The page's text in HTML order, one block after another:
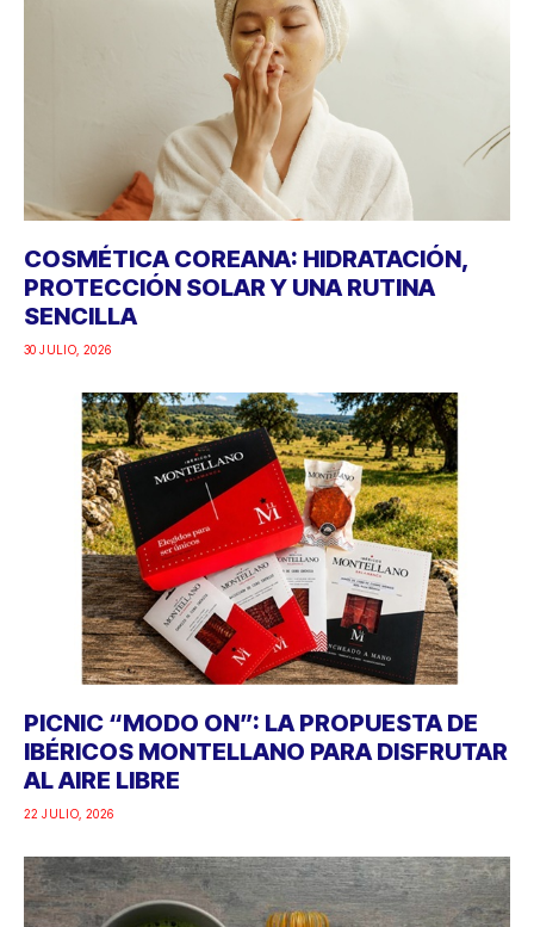
COSMÉTICA COREANA: HIDRATACIÓN,
PROTECCIÓN SOLAR Y UNA RUTINA
SENCILLA
30 JULIO, 2026
PICNIC “MODO ON”: LA PROPUESTA DE
IBÉRICOS MONTELLANO PARA DISFRUTAR
AL AIRE LIBRE
22 JULIO, 2026